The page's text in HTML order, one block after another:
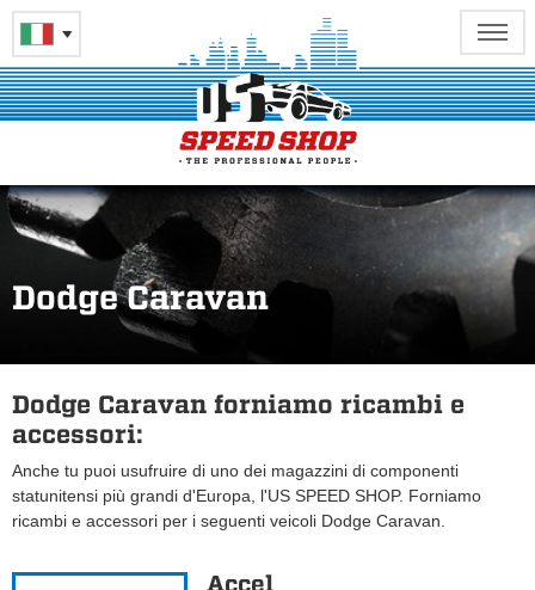
Dodge Caravan
Dodge Caravan forniamo ricambi e
accessori:
Anche tu puoi usufruire di uno dei magazzini di componenti
statunitensi più grandi d'Europa, l'US SPEED SHOP. Forniamo
ricambi e accessori per i seguenti veicoli Dodge Caravan.
Accel